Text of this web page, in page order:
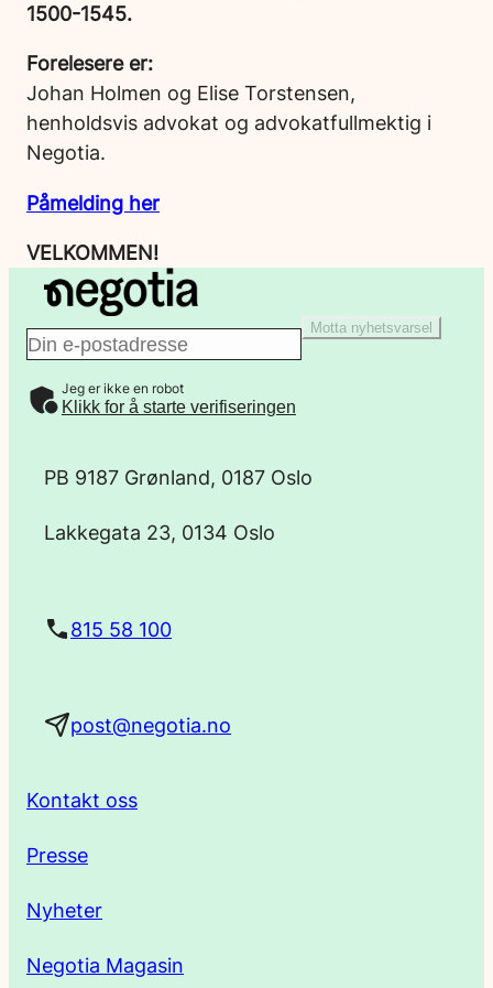
1500-1545.
Forelesere er:
Johan Holmen og Elise Torstensen,
henholdsvis advokat og advokatfullmektig i
Negotia.
Påmelding her
VELKOMMEN!
E
-
Motta nyhetsvarsel
Jeg er ikke en robot
Klikk for å starte verifiseringen
PB 9187 Grønland, 0187 Oslo
Lakkegata 23, 0134 Oslo
815 58 100
post@negotia.no
Kontakt oss
Presse
Nyheter
Negotia Magasin